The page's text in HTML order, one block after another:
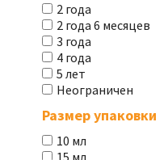
2 года
2 года 6 месяцев
3 года
4 года
5 лет
Неограничен
Размер упаковки
10 мл
15 мл